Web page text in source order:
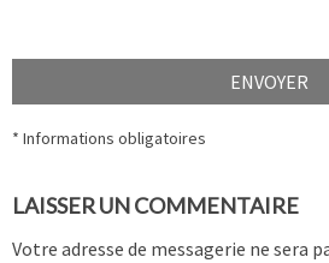
ENVOYER
* Informations obligatoires
LAISSER UN COMMENTAIRE
Votre adresse de messagerie ne sera